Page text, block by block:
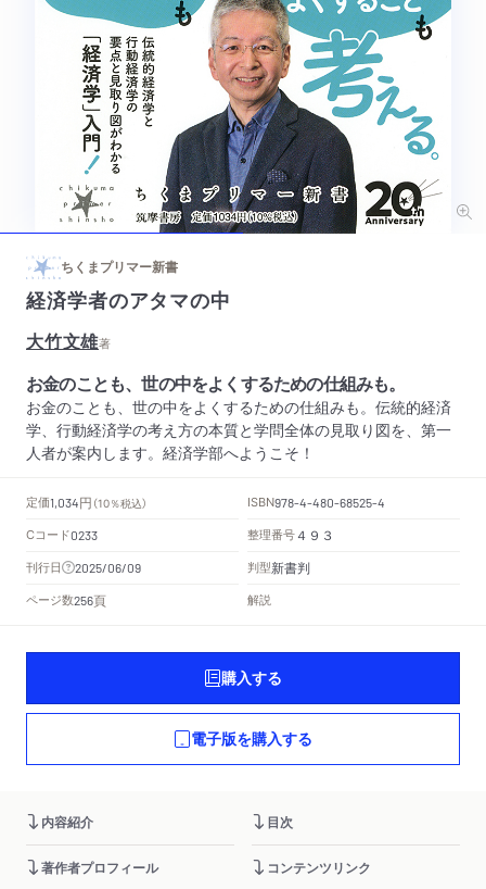
ちくまプリマー新書
経済学者のアタマの中
大竹文雄著
お金のことも、世の中をよくするための仕組みも。
お金のことも、世の中をよくするための仕組みも。伝統的経済
学、行動経済学の考え方の本質と学問全体の見取り図を、第一
人者が案内します。経済学部へようこそ！
定価1,034円 （10％税込） ISBN978-4-480-68525-4
Cコード0233 整理番号４９３
刊行日 2025/06/09 判型新書判
ページ数256頁 解説
購入する
電子版を購入する
内容紹介 目次
著作者プロフィール コンテンツリンク